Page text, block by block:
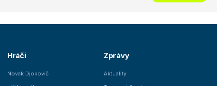
Hráči
Novak Djokovič
Zprávy
Aktuality